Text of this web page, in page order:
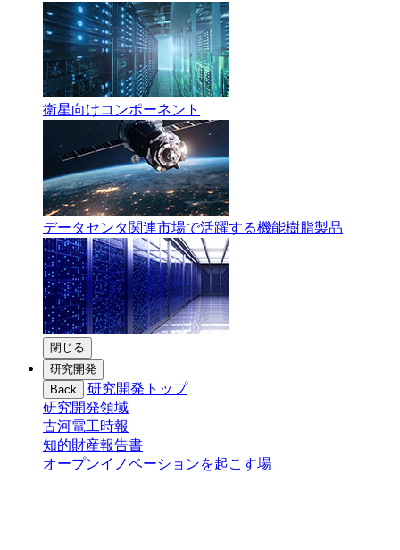
衛星向けコンポーネント
データセンタ関連市場で活躍する機能樹脂製品
閉じる
研究開発
Back
研究開発トップ
研究開発領域
古河電工時報
知的財産報告書
オープンイノベーションを起こす場